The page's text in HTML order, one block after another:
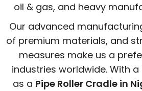
oil & gas, and heavy
Our advanced
of premium materials, and
measures make us a
industries worldwide. With
as a Pipe Roller Cradle in